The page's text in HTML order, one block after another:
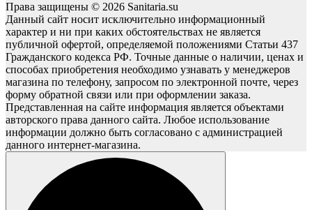
Права защищены © 2026 Sanitaria.su
Данный сайт носит исключительно информационный
характер и ни при каких обстоятельствах не является
публичной офертой, определяемой положениями Статьи 437
Гражданского кодекса РФ. Точные данные о наличии, ценах и
способах приобретения необходимо узнавать у менеджеров
магазина по телефону, запросом по электронной почте, через
форму обратной связи или при оформлении заказа.
Представленная на сайте информация является объектами
авторского права данного сайта. Любое использование
информации должно быть согласовано с администрацией
данного интернет-магазина.